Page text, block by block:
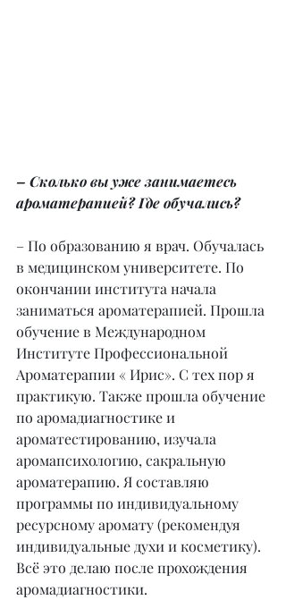
– Сколько вы уже занимаетесь
ароматерапией? Где обучались?
– По образованию я врач. Обучалась
в медицинском университете. По
окончании института начала
заниматься ароматерапией. Прошла
обучение в Международном
Институте Профессиональной
Ароматерапии « Ирис». С тех пор я
практикую. Также прошла обучение
по аромадиагностике и
ароматестированию, изучала
аромапсихологию, сакральную
ароматерапию. Я составляю
программы по индивидуальному
ресурсному аромату (рекомендуя
индивидуальные духи и косметику).
Всё это делаю после прохождения
аромадиагностики.